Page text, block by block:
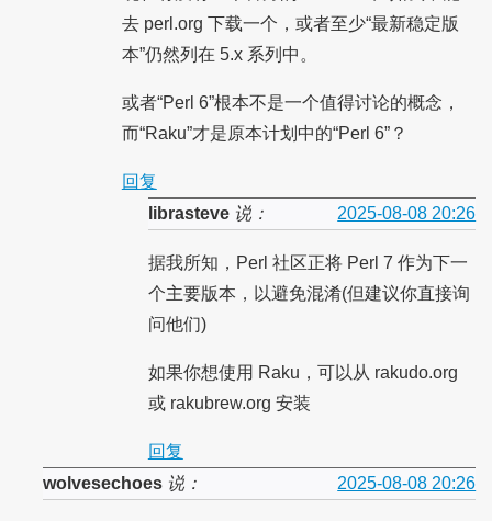
去 perl.org 下载一个，或者至少“最新稳定版
本”仍然列在 5.x 系列中。
或者“Perl 6”根本不是一个值得讨论的概念，
而“Raku”才是原本计划中的“Perl 6”？
回复
librasteve说： 2025-08-08 20:26
据我所知，Perl 社区正将 Perl 7 作为下一
个主要版本，以避免混淆(但建议你直接询
问他们)
如果你想使用 Raku，可以从 rakudo.org
或 rakubrew.org 安装
回复
wolvesechoes说： 2025-08-08 20:26